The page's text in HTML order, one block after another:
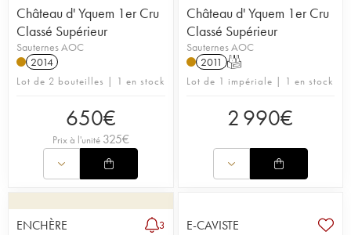
Château d' Yquem 1er Cru
Classé Supérieur
Sauternes AOC
2014
Lot de 2 bouteilles | 1 en stock
650€
Prix à l'unité 325€
Château d' Yquem 1er Cru
Classé Supérieur
Sauternes AOC
2011 T
Lot de 1 impériale | 1 en stock
2 990€
ENCHÈRE 3 E-CAVISTE